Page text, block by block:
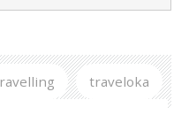
traveloka